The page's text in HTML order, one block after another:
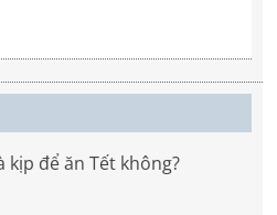
kịp để ăn Tết không?